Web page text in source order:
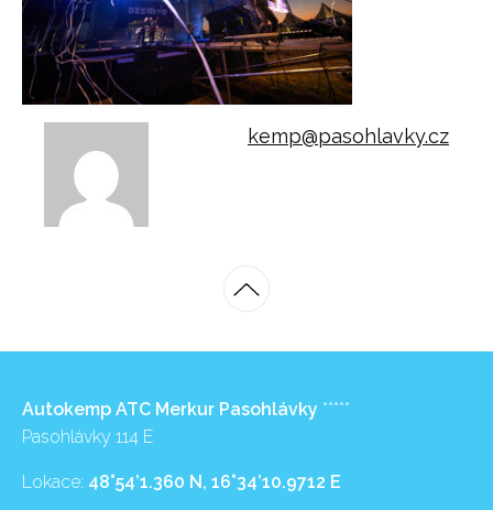
kemp@pasohlavky.cz
Autokemp ATC Merkur Pasohlávky *****
Pasohlávky 114 E
Lokace: 48°54’1.360 N, 16°34’10.9712 E